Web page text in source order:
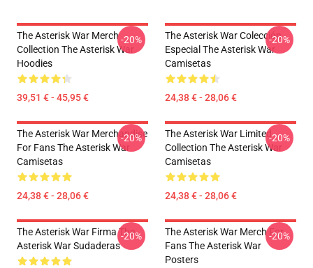
The Asterisk War Merch
Collection The Asterisk War
Hoodies
39,51 € - 45,95 €
-20%
The Asterisk War Colección
Especial The Asterisk War
Camisetas
24,38 € - 28,06 €
-20%
The Asterisk War Merchandise
For Fans The Asterisk War
Camisetas
24,38 € - 28,06 €
-20%
The Asterisk War Limited
Collection The Asterisk War
Camisetas
24,38 € - 28,06 €
-20%
The Asterisk War Firma The
Asterisk War Sudaderas
-20%
The Asterisk War Merch For
Fans The Asterisk War
Posters
-20%